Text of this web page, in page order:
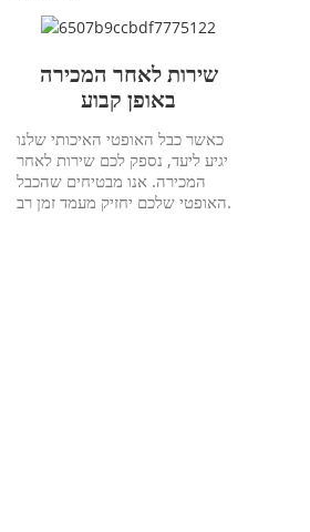
שירות לאחר המכירה
באופן קבוע
כאשר כבל האופטי האיכותי שלנו
יגיע ליעד, נספק לכם שירות לאחר
המכירה. אנו מבטיחים שהכבל
האופטי שלכם יחזיק מעמד זמן רב.